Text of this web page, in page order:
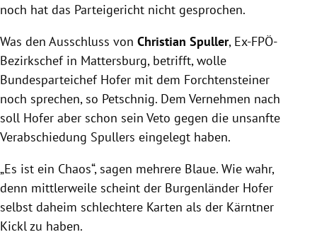
noch hat das Parteigericht nicht gesprochen.
Was den Ausschluss von Christian Spuller, Ex-FPÖ-
Bezirkschef in Mattersburg, betrifft, wolle
Bundesparteichef Hofer mit dem Forchtensteiner
noch sprechen, so Petschnig. Dem Vernehmen nach
soll Hofer aber schon sein Veto gegen die unsanfte
Verabschiedung Spullers eingelegt haben.
„Es ist ein Chaos“, sagen mehrere Blaue. Wie wahr,
denn mittlerweile scheint der Burgenländer Hofer
selbst daheim schlechtere Karten als der Kärntner
Kickl zu haben.